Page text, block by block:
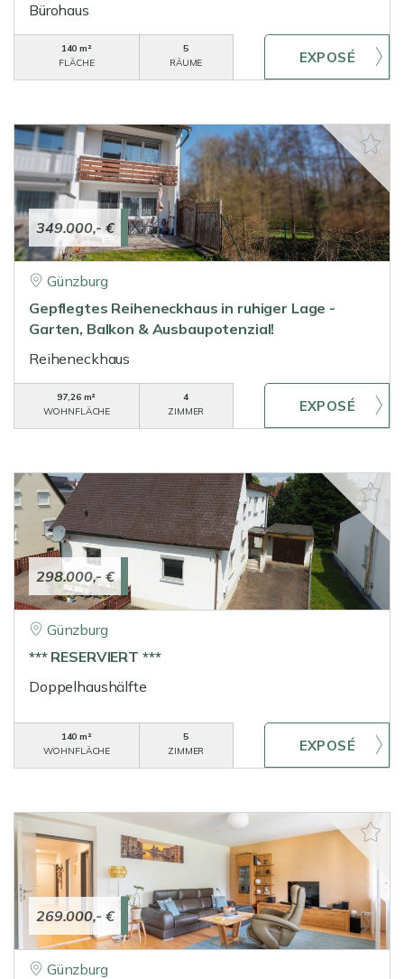
Bürohaus
140 m²
FLÄCHE
5
RÄUME
349.000,- €
Günzburg
Gepflegtes Reiheneckhaus in ruhiger Lage -
Garten, Balkon & Ausbaupotenzial!
Reiheneckhaus
97,26 m²
WOHNFLÄCHE
4
ZIMMER
298.000,- €
Günzburg
*** RESERVIERT ***
Doppelhaushälfte
140 m²
WOHNFLÄCHE
5
ZIMMER
269.000,- €
Günzburg